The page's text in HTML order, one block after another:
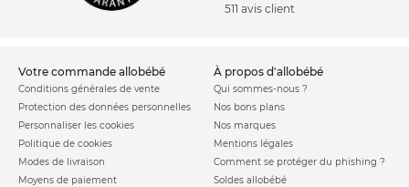
511 avis client
votre commande allobébé
Conditions générales de vente
Protection des données personnelles
Personnaliser les cookies
Politique de cookies
Modes de livraison
Moyens de paiement
à propos d'allobébé
Qui sommes-nous ?
Nos bons plans
Nos marques
Mentions légales
Comment se protéger du phishing ?
Soldes allobébé